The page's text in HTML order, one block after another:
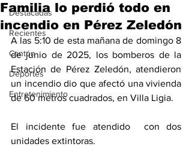
Destacadas
Recientes
Cantón
Deportes
Entretenimiento
Familia lo perdió todo en
incendio en Pérez Zeledón
A las 5:10 de esta mañana de domingo 8
de junio de 2025, los bomberos de la
Estación de Pérez Zeledón, atendieron
un incendio dio que afectó una vivienda
de 60 metros cuadrados, en Villa Ligia.
El incidente fue atendido  con dos
unidades extintoras.